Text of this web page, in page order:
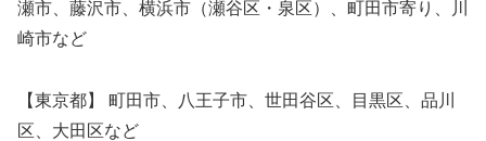
瀬市、藤沢市、横浜市（瀬谷区・泉区）、町田市寄り、川
崎市など
【東京都】 町田市、八王子市、世田谷区、目黒区、品川
区、大田区など